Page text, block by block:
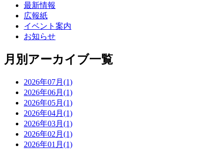
最新情報
広報紙
イベント案内
お知らせ
月別アーカイブ一覧
2026年07月(1)
2026年06月(1)
2026年05月(1)
2026年04月(1)
2026年03月(1)
2026年02月(1)
2026年01月(1)